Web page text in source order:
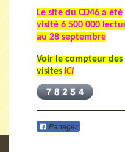
Le site du CD46 a été
visité 6 500 000
au 28 septembre
Voir le compteur des
visitesICI
Partager